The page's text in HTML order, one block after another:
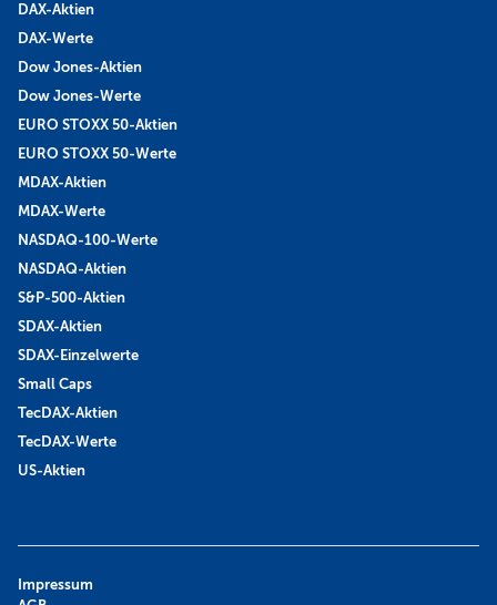
DAX-Aktien
DAX-Werte
Dow Jones-Aktien
Dow Jones-Werte
EURO STOXX 50-Aktien
EURO STOXX 50-Werte
MDAX-Aktien
MDAX-Werte
NASDAQ-100-Werte
NASDAQ-Aktien
S&P-500-Aktien
SDAX-Aktien
SDAX-Einzelwerte
Small Caps
TecDAX-Aktien
TecDAX-Werte
US-Aktien
Impressum